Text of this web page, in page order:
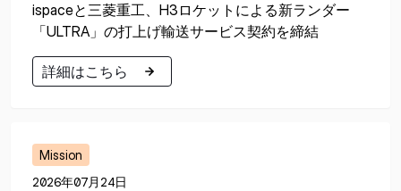
ispaceと三菱重工、H3ロケットによる新ランダー
「ULTRA」の打上げ輸送サービス契約を締結
詳細はこちら
Mission
2026年07月24日